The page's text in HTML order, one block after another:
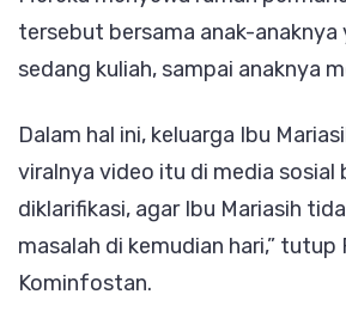
tersebut bersama anak-anaknya
sedang kuliah, sampai anaknya
Dalam hal ini, keluarga Ibu
viralnya video itu di media sosial
diklarifikasi, agar Ibu Mariasih
masalah di kemudian hari,” tutup
Kominfostan.